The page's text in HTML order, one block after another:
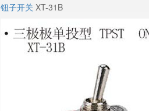
钮子开关 XT-31B